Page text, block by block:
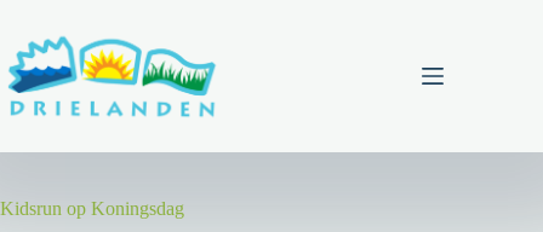
de
inhoud
Kidsrun op Koningsdag